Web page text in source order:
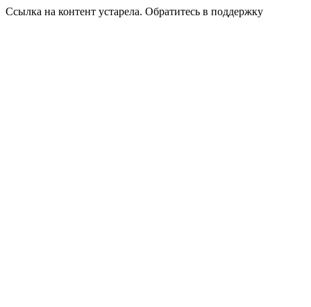
Ссылка на контент устарела. Обратитесь в поддержку